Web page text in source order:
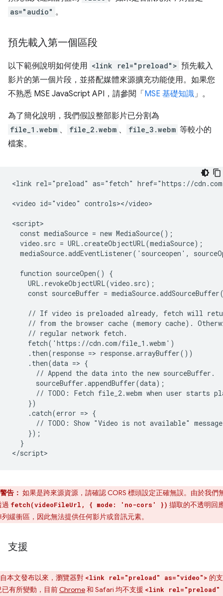
as="audio" 。
預先載入第一個區段
以下範例說明如何使用 <link rel="preload"> 預先載入
影片的第一個片段，並搭配媒體來源擴充功能使用。如果您
不熟悉 MSE JavaScript API，請參閱「MSE 基礎知識 」。
為了簡化說明，我們假設整部影片已分割為
file_1.webm 、 file_2.webm 、 file_3.webm 等較小的
檔案。
<link rel="preload" as="fetch" href="https://
<video id="video" controls></video>
<script>
  const mediaSource = new MediaSource();
  video.src = URL.createObjectURL(mediaSource);
mediaSource.addEventListener('sourceopen',
  function sourceOpen() {
    URL.revokeObjectURL(video.src);
const sourceBuffer =
// If video is preloaded already, fetch will
// from the browser cache (memory cache).
    // regular network fetch.
    fetch('https://cdn.com/file_1.webm')
    .then(response => response.arrayBuffer())
    .then(data => {
      // Append the data into the new sourceBuffer.
      sourceBuffer.appendBuffer(data);
// TODO: Fetch file_2.webm when user starts
    })
    .catch(error => {
// TODO: Show "Video is not available"
    });
  }
警告： 如果是跨來源資源，請確認 CORS 標頭設定正確無誤。由於我們
過 fetch(videoFileUrl, { mode: 'no-cors' }) 擷取的不透明回
緩衝區，因此無法提供任何影片或音訊元素。
支援
自本文發布以來，瀏覽器對 <link rel="preload" as="video"> 的
已有所變動，目前Chrome和 Safari 均不支援 <link rel="preload"